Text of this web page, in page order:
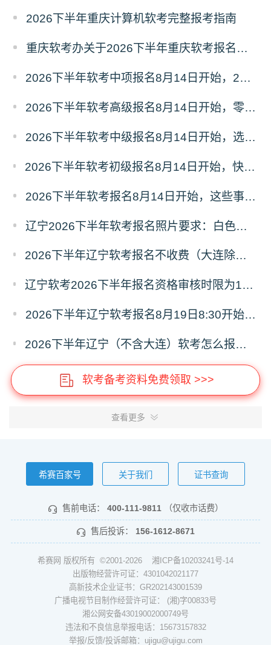
2026下半年重庆计算机软考完整报考指南
重庆软考办关于2026下半年重庆软考报名的通知
2026下半年软考中项报名8月14日开始，2个月冲刺建议来啦！
2026下半年软考高级报名8月14日开始，零基础直接冲系规！
2026下半年软考中级报名8月14日开始，选择哪科想好了吗？
2026下半年软考初级报名8月14日开始，快来看看有哪些需要注意的吧！
2026下半年软考报名8月14日开始，这些事项你要清楚！
辽宁2026下半年软考报名照片要求：白色、jpg、文件大于30k
2026下半年辽宁软考报名不收费（大连除外），报考信息审核通过视为报考成功
辽宁软考2026下半年报名资格审核时限为1个工作日，审核结果自行查看
2026下半年辽宁软考报名8月19日8:30开始，报名窗口期共7天
2026下半年辽宁（不含大连）软考怎么报名？报考条件、时间、流程全解读
软考备考资料免费领取 >>>
查看更多
希赛百家号 关于我们 证书查询
售前电话： 400-111-9811 （仅收市话费）
售后投诉： 156-1612-8671
希赛网 版权所有 ©2001-2026 湘ICP备10203241号-14
出版物经营许可证：4301042021177
高新技术企业证书：GR202143001539
广播电视节目制作经营许可证： (湘)字00833号
湘公网安备43019002000749号
违法和不良信息举报电话：15673157832
举报/反馈/投诉邮箱：ujigu@ujigu.com